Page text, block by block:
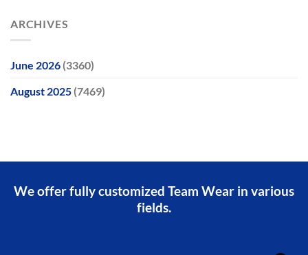
ARCHIVES
June 2026 (3360)
August 2025 (7469)
We offer fully customized Team Wear in various
fields.